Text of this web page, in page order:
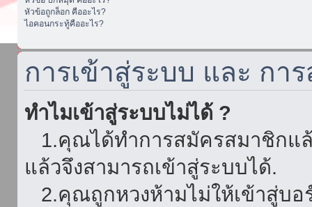
หัวข้อถูกล็อก คืออะไร?
ไอคอนกระทู้คืออะไร?
การเข้าสู่ระบบ และ กา
ทำไมเข้าสู่ระบบไม่ได้ ?
1.คุณได้ทำการสมัครสมาชิกแ
แล้วจึงสามารถเข้าสู่ระบบได้.
2.คุณถูกหวงห้ามไม่ให้เข้าสู่บอ